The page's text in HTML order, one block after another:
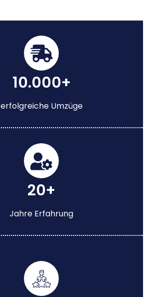
10.000+
erfolgreiche Umzüge
20+
Jahre Erfahrung